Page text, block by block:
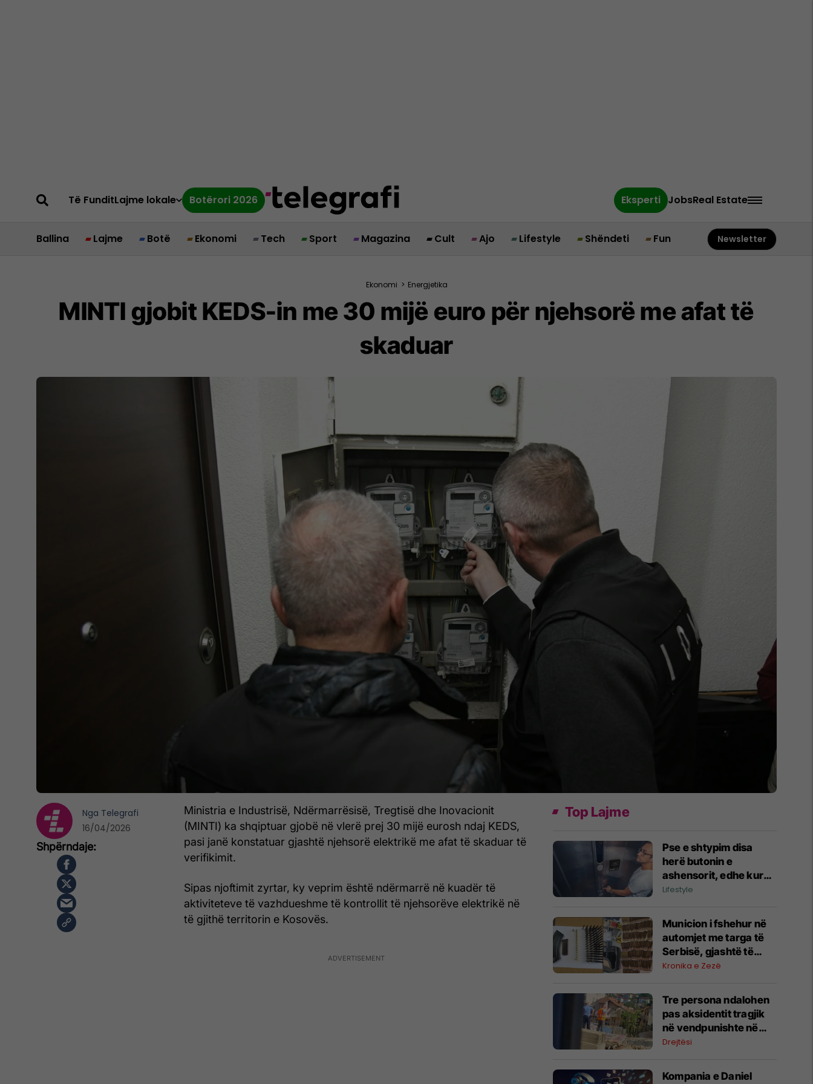
Të FunditLajme lokale Botërori 2026 Eksperti JobsReal Estate
Ballina Lajme Botë Ekonomi Tech Sport Magazina Cult Ajo Lifestyle Shëndeti Fun Newsletter
Ekonomi > Energjetika
MINTI gjobit KEDS-in me 30 mijë euro për njehsorë me afat të
skaduar
Ministria e Industrisë, Ndërmarrësisë, Tregtisë dhe Inovacionit
(MINTI) ka shqiptuar gjobë në vlerë prej 30 mijë eurosh ndaj KEDS,
pasi janë konstatuar gjashtë njehsorë elektrikë me afat të skaduar të
verifikimit.
Sipas njoftimit zyrtar, ky veprim është ndërmarrë në kuadër të
aktiviteteve të vazhdueshme të kontrollit të njehsorëve elektrikë në
të gjithë territorin e Kosovës.
Nga Telegrafi
16/04/2026
Top Lajme
Pse e shtypim disa
herë butonin e
ashensorit, edhe kur
është ndezur? Mendja
veçantë
Lifestyle
Municion i fshehur në
automjet me targa të
Serbisë, gjashtë të
arrestuar në Prishtinë
Kronika e Zezë
Tre persona ndalohen
pas aksidentit tragjik
në vendpunishte në
Prishtinë, Prokuroria
Drejtësi
Kompania e Daniel